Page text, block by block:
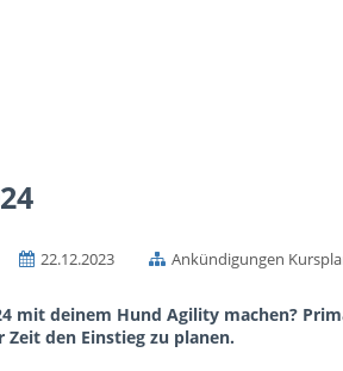
22.12.2023 Ankündigungen
mit deinem Hund Agility machen?
Zeit den Einstieg zu planen.